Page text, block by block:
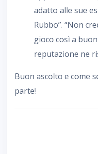
adatto alle sue
Rubbo”. “Non
gioco così a
reputazione ne
Buon ascolto e come
parte!